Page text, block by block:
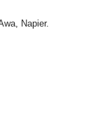
Napier.